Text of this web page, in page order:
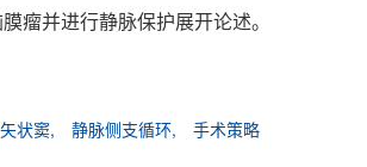
瘤并进行静脉保护展开论述。
矢状窦, 静脉侧支循环, 手术策略